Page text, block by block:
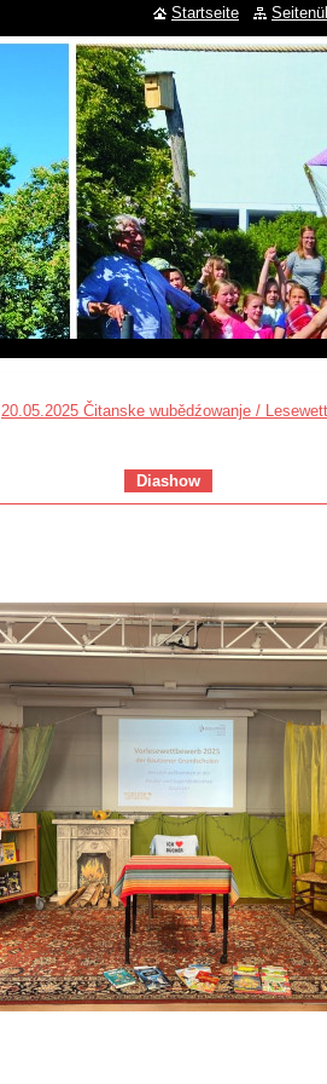
20.05.2025 Čitanske wubědźowanje /
Diashow
Startseite